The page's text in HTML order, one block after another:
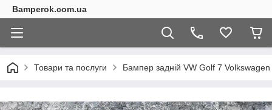
Bamperok.com.ua
Товари та послуги Бампер задній VW Golf 7